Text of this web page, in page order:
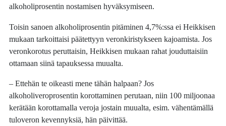
alkoholiprosentin nostamisen hyväksymiseen.
Toisin sanoen alkoholiprosentin pitäminen 4,7%:ssa ei Heikkisen
mukaan tarkoittaisi päätettyyn veronkiristykseen kajoamista. Jos
veronkorotus peruttaisin, Heikkisen mukaan rahat jouduttaisiin
ottamaan siinä tapauksessa muualta.
– Ettehän te oikeasti mene tähän halpaan? Jos
alkoholiveroprosentin korottaminen perutaan, niin 100 miljoonaa
kerätään korottamalla veroja jostain muualta, esim. vähentämällä
tuloveron kevennyksiä, hän päivittää.